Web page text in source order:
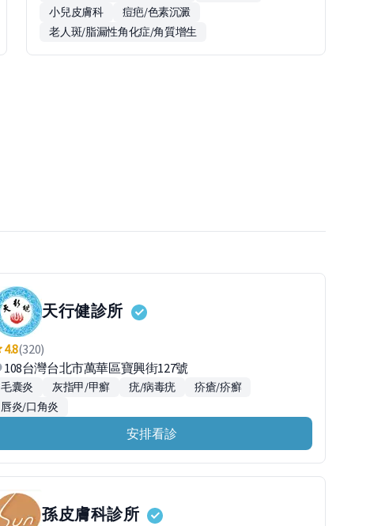
小兒皮膚科
痘疤/色素沉澱
老人斑/脂漏性角化症/角質增生
天行健診所
4.8(320)
108台灣台北市萬華區寶興街127號
毛囊炎 灰指甲/甲癬 疣/病毒疣
疥瘡/疥癬
唇炎/口角炎
安排看診
孫皮膚科診所